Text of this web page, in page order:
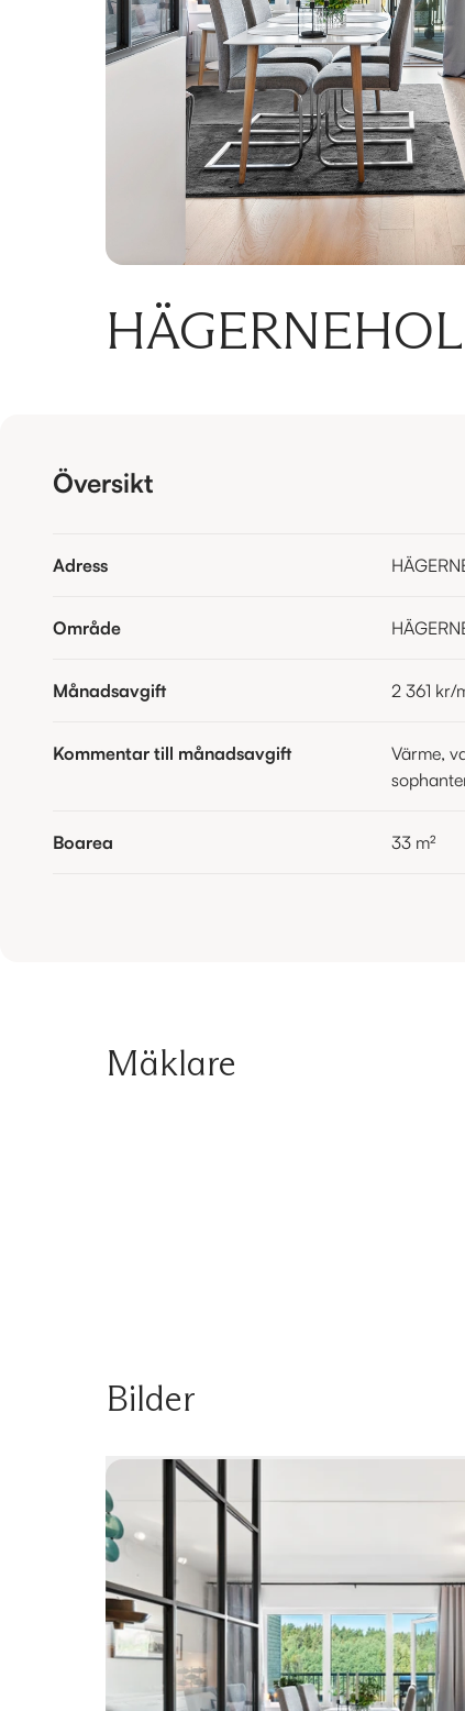
Översikt
Adress
Område
Månadsavgift 2 361 kr/
Kommentar till månadsavgift
Värme,
Boarea 33 m²
Mäklare
Bilder